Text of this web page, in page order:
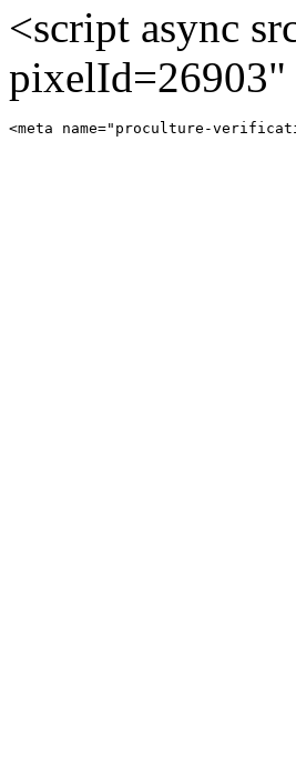
<script async
<meta name="proculture-